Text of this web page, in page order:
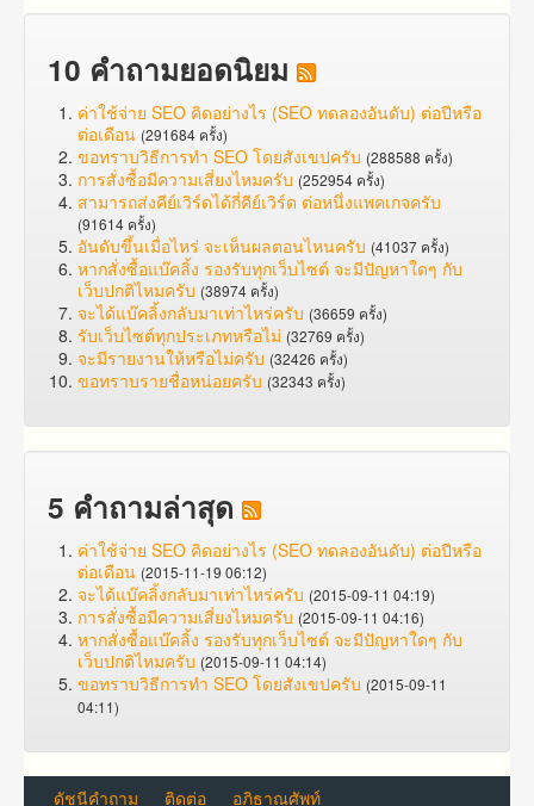
10 คำถามยอดนิยม
ค่าใช้จ่าย SEO คิดอย่างไร (SEO ทดลองอันดับ) ต่อปีหรือ
ต่อเดือน (291684 ครั้ง)
ขอทราบวิธีการทำ SEO โดยสังเขปครับ (288588 ครั้ง)
การสั่งซื้อมีความเสี่ยงไหมครับ (252954 ครั้ง)
สามารถส่งคีย์เวิร์ดได้กี่คีย์เวิร์ด ต่อหนึ่งแพคเกจครับ
(91614 ครั้ง)
อันดับขึ้นเมื่อไหร่ จะเห็นผลตอนไหนครับ (41037 ครั้ง)
หากสั่งซื้อแบ๊คลิ้ง รองรับทุกเว็บไซต์ จะมีปัญหาใดๆ กับ
เว็บปกติไหมครับ (38974 ครั้ง)
จะได้แบ๊คลิ้งกลับมาเท่าไหร่ครับ (36659 ครั้ง)
รับเว็บไซต์ทุกประเภทหรือไม่ (32769 ครั้ง)
จะมีรายงานให้หรือไม่ครับ (32426 ครั้ง)
ขอทราบรายชื่อหน่อยครับ (32343 ครั้ง)
5 คำถามล่าสุด
ค่าใช้จ่าย SEO คิดอย่างไร (SEO ทดลองอันดับ) ต่อปีหรือ
ต่อเดือน (2015-11-19 06:12)
จะได้แบ๊คลิ้งกลับมาเท่าไหร่ครับ (2015-09-11 04:19)
การสั่งซื้อมีความเสี่ยงไหมครับ (2015-09-11 04:16)
หากสั่งซื้อแบ๊คลิ้ง รองรับทุกเว็บไซต์ จะมีปัญหาใดๆ กับ
เว็บปกติไหมครับ (2015-09-11 04:14)
ขอทราบวิธีการทำ SEO โดยสังเขปครับ (2015-09-11
04:11)
ดัชนีคำถาม ติดต่อ อภิธาณศัพท์